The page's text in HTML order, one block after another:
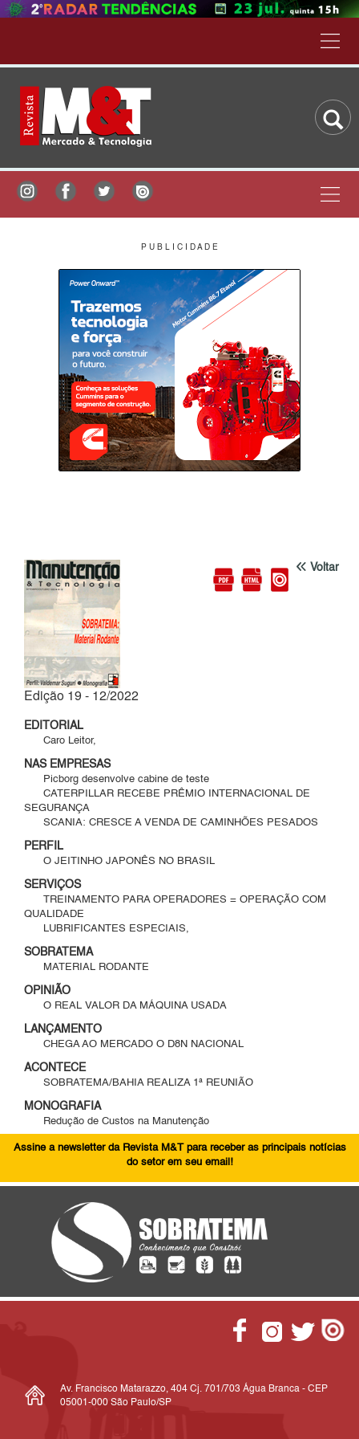
P U B L I C I D A D E
Voltar
Edição 19 - 12/2022
EDITORIAL
Caro Leitor,
NAS EMPRESAS
Picborg desenvolve cabine de teste
CATERPILLAR RECEBE PRÊMIO INTERNACIONAL DE
SEGURANÇA
SCANIA: CRESCE A VENDA DE CAMINHÕES PESADOS
PERFIL
O JEITINHO JAPONÊS NO BRASIL
SERVIÇOS
TREINAMENTO PARA OPERADORES = OPERAÇÃO COM
QUALIDADE
LUBRIFICANTES ESPECIAIS,
SOBRATEMA
MATERIAL RODANTE
OPINIÃO
O REAL VALOR DA MÁQUINA USADA
LANÇAMENTO
CHEGA AO MERCADO O D8N NACIONAL
ACONTECE
SOBRATEMA/BAHIA REALIZA 1ª REUNIÃO
MONOGRAFIA
Redução de Custos na Manutenção
Assine a newsletter da Revista M&T para receber as principais notícias
do setor em seu email!
Av. Francisco Matarazzo, 404 Cj. 701/703 Água Branca - CEP
05001-000 São Paulo/SP